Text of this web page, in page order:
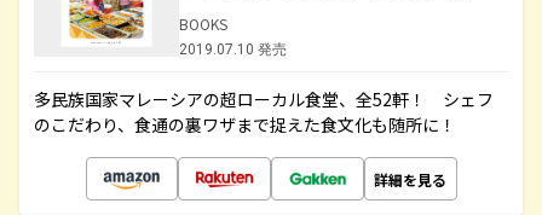
BOOKS
2019.07.10 発売
多民族国家マレーシアの超ローカル食堂、全52軒！ シェフ
のこだわり、食通の裏ワザまで捉えた食文化も随所に！
詳細を見る